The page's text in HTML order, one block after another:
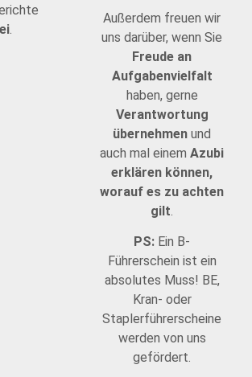
.
Außerdem freuen wir
uns darüber, wenn Sie
Freude an
Aufgabenvielfalt
haben, gerne
Verantwortung
übernehmen und
auch mal einem Azubi
erklären können,
worauf es zu achten
gilt
PS: Ein B-
Führerschein ist ein
absolutes Muss! BE,
Kran- oder
Staplerführerscheine
werden von uns
gefördert.